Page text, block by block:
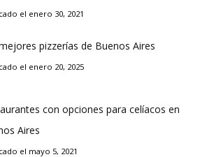
el enero 30, 2021
pizzerías de Buenos Aires
el enero 20, 2025
con opciones para celíacos en
Aires
el mayo 5, 2021